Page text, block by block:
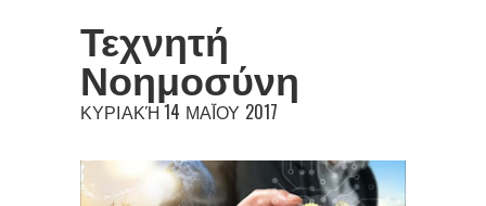
Τεχνητή
Νοημοσύνη
ΚΥΡΙΑΚΉ 14 ΜΑΪ́ΟΥ 2017